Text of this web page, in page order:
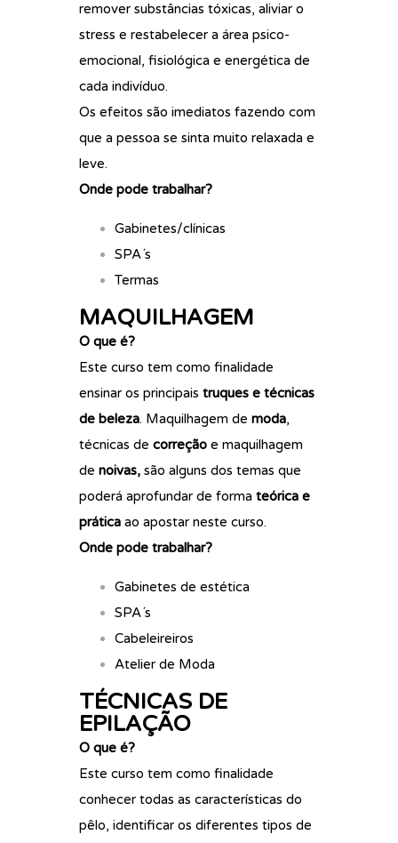
remover substâncias tóxicas, aliviar o
stress e restabelecer a área psico-
emocional, fisiológica e energética de
cada indivíduo.
Os efeitos são imediatos fazendo com
que a pessoa se sinta muito relaxada e
leve.
Onde pode trabalhar?
Gabinetes/clínicas
SPA´s
Termas
MAQUILHAGEM
O que é?
Este curso tem como finalidade
ensinar os principais truques e técnicas
de beleza. Maquilhagem de moda,
técnicas de correção e maquilhagem
de noivas, são alguns dos temas que
poderá aprofundar de forma teórica e
prática ao apostar neste curso.
Onde pode trabalhar?
Gabinetes de estética
SPA´s
Cabeleireiros
Atelier de Moda
TÉCNICAS DE
EPILAÇÃO
O que é?
Este curso tem como finalidade
conhecer todas as características do
pêlo, identificar os diferentes tipos de